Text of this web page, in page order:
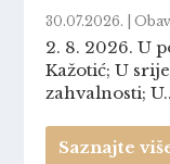
30.07.2026. |
2. 8. 2026. U
Kažotić; U
zahvalnosti;
Saznajte